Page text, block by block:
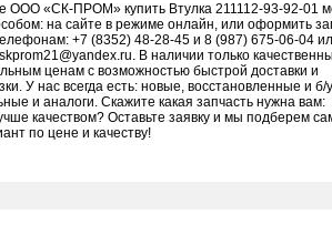
ООО «СК-ПРОМ» купить Втулка 211112-93-92-01
на сайте в режиме онлайн, или оформить
+7 (8352) 48-28-45и 8 (987) 675-06-04
skprom21@yandex.ru. В наличии только
ценам с возможностью быстрой доставки и
У нас всегда есть: новые, восстановленные и б/у
и аналоги. Скажите какая запчасть нужна вам:
качеством? Оставьте заявку и мы подберем
по цене и качеству!